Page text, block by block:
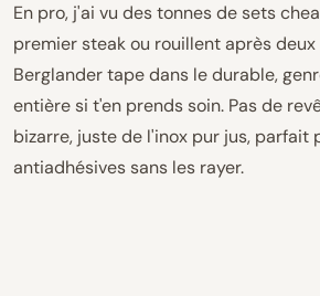
En pro, j'ai vu des tonnes de sets
premier steak ou rouillent après deux
Berglander tape dans le durable,
entière si t'en prends soin. Pas de
bizarre, juste de l'inox pur jus, parfait
antiadhésives sans les rayer.